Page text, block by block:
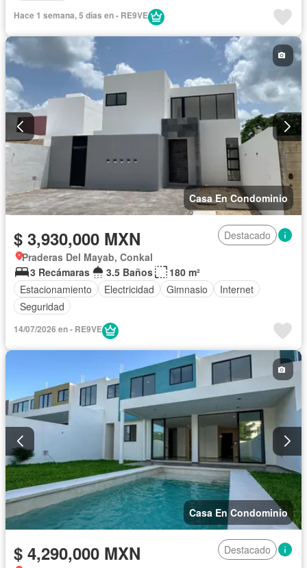
Hace 1 semana, 5 días en - RE9VE
Casa En Condominio
$ 3,930,000 MXN
Destacado
Praderas Del Mayab, Conkal
3 Recámaras
3.5 Baños
180 m²
Estacionamiento
Electricidad Gimnasio
Internet
Seguridad
14/07/2026 en - RE9VE
Casa En Condominio
$ 4,290,000 MXN
Destacado